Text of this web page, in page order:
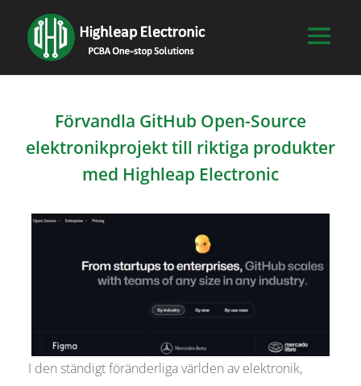
Förvandla GitHub Open-Source
elektronikprojekt till riktiga produkter
med Highleap Electronic
I den ständigt föränderliga världen av elektronik,